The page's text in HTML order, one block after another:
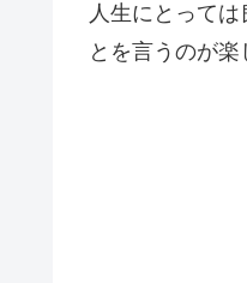
人生にとって
とを言うのが